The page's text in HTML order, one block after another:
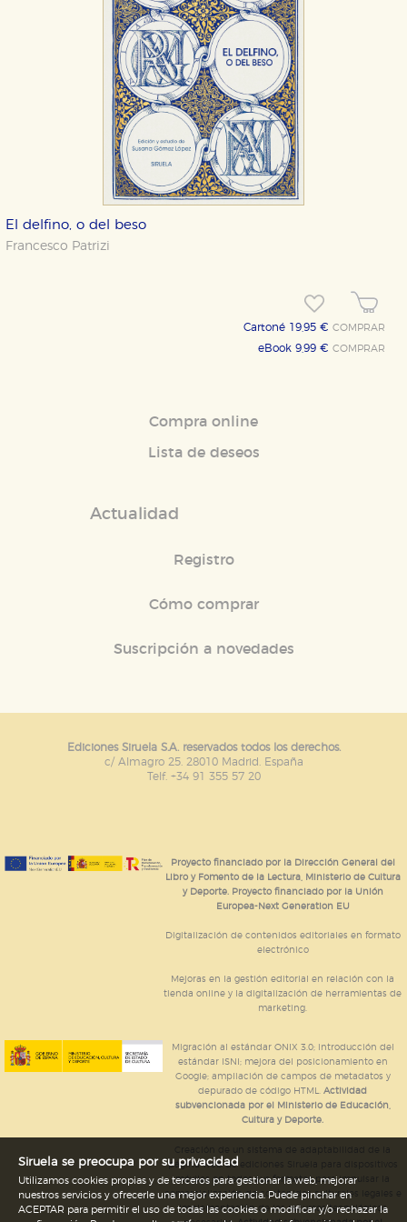
El delfino, o del beso
Francesco Patrizi
Cartoné 19,95 € COMPRAR
eBook 9,99 € COMPRAR
Compra online
Lista de deseos
Actualidad
Registro
Cómo comprar
Suscripción a novedades
Ediciones Siruela S.A. reservados todos los derechos.
c/ Almagro 25. 28010 Madrid. España
Telf. +34 91 355 57 20
Proyecto financiado por la Dirección General del
Libro y Fomento de la Lectura, Ministerio de Cultura
y Deporte. Proyecto financiado por la Unión
Europea-Next Generation EU
Digitalización de contenidos editoriales en formato
electrónico
Mejoras en la gestión editorial en relación con la
tienda online y la digitalización de herramientas de
marketing.
Migración al estándar ONIX 3.0; introducción del
estándar ISNI; mejora del posicionamiento en
Google; ampliación de campos de metadatos y
depurado de código HTML.Actividad
subvencionada por el Ministerio de Educación,
Cultura y Deporte.
página web de ediciones Siruela para dispositivos
móviles en todos sus formatos para impulsar la
comercialización de contenidos culturales legales e
implementación de los recursos tecnológicos
Siruela se preocupa por su privacidad
Utilizamos cookies propias y de terceros para gestionar la web, mejorar
nuestros servicios y ofrecerle una mejor experiencia. Puede pinchar en
ACEPTAR para permitir el uso de todas las cookies o modificar y/o rechazar la